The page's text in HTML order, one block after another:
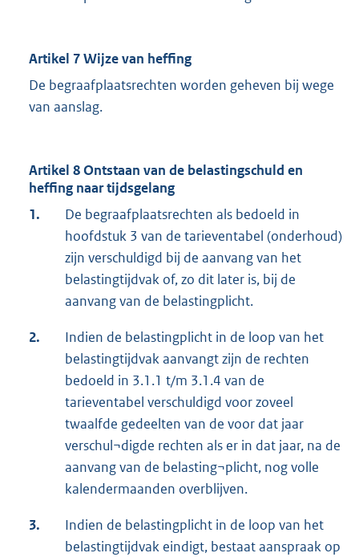
Artikel 7 Wijze van heffing
De begraafplaatsrechten worden geheven bij wege
van aanslag.
Artikel 8 Ontstaan van de belastingschuld en
heffing naar tijdsgelang
1.
De begraafplaatsrechten als bedoeld in
hoofdstuk 3 van de tarieventabel (onderhoud)
zijn verschuldigd bij de aanvang van het
belastingtijdvak of, zo dit later is, bij de
aanvang van de belastingplicht.
2.
Indien de belastingplicht in de loop van het
belastingtijdvak aanvangt zijn de rechten
bedoeld in 3.1.1 t/m 3.1.4 van de
tarieventabel verschuldigd voor zoveel
twaalfde gedeelten van de voor dat jaar
verschul¬digde rechten als er in dat jaar, na de
aanvang van de belasting¬plicht, nog volle
kalendermaanden overblijven.
3.
Indien de belastingplicht in de loop van het
belastingtijdvak eindigt, bestaat aanspraak op